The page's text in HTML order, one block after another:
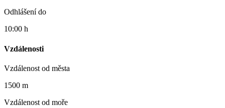
Odhlášení do
10:00 h
Vzdálenosti
Vzdálenost od města
1500 m
Vzdálenost od moře